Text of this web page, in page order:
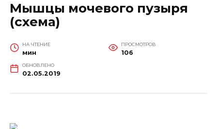
Мышцы мочевого пузыря
(схема)
НА ЧТЕНИЕ
мин
ПРОСМОТРОВ
106
ОБНОВЛЕНО
02.05.2019